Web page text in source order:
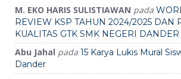
M. EKO HARIS SULISTIAWAN pada
REVIEW KSP TAHUN 2024/2025 DAN
KUALITAS GTK SMK NEGERI
Abu Jahal pada 15 Karya Lukis Mural
Dander